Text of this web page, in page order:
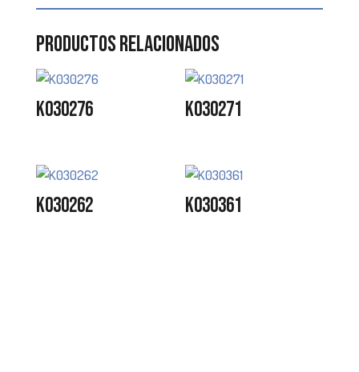
Productos relacionados
K030276 K030271
K030262 K030361